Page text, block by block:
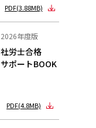
PDF(3.88MB)
2026年度版
社労士合格
サポートBOOK
PDF(4.8MB)